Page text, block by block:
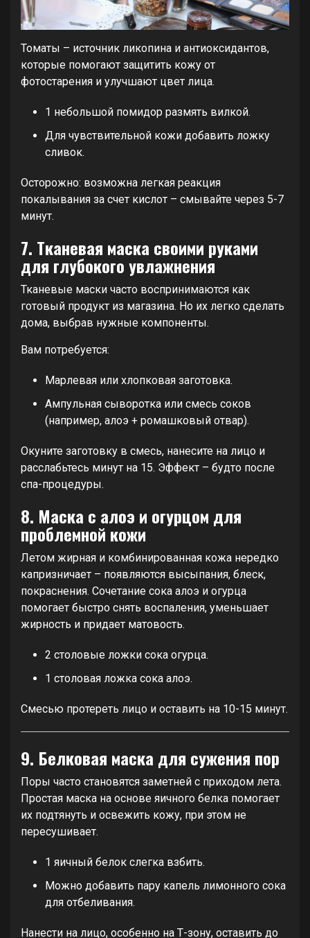
Томаты – источник ликопина и антиоксидантов,
которые помогают защитить кожу от
фотостарения и улучшают цвет лица.
1 небольшой помидор размять вилкой.
Для чувствительной кожи добавить ложку
сливок.
Осторожно: возможна легкая реакция
покалывания за счет кислот – смывайте через 5-7
минут.
7. Тканевая маска своими руками
для глубокого увлажнения
Тканевые маски часто воспринимаются как
готовый продукт из магазина. Но их легко сделать
дома, выбрав нужные компоненты.
Вам потребуется:
Марлевая или хлопковая заготовка.
Ампульная сыворотка или смесь соков
(например, алоэ + ромашковый отвар).
Окуните заготовку в смесь, нанесите на лицо и
расслабьтесь минут на 15. Эффект – будто после
спа-процедуры.
8. Маска с алоэ и огурцом для
проблемной кожи
Летом жирная и комбинированная кожа нередко
капризничает – появляются высыпания, блеск,
покраснения. Сочетание сока алоэ и огурца
помогает быстро снять воспаления, уменьшает
жирность и придает матовость.
2 столовые ложки сока огурца.
1 столовая ложка сока алоэ.
Смесью протереть лицо и оставить на 10-15 минут.
9. Белковая маска для сужения пор
Поры часто становятся заметней с приходом лета.
Простая маска на основе яичного белка помогает
их подтянуть и освежить кожу, при этом не
пересушивает.
1 яичный белок слегка взбить.
Можно добавить пару капель лимонного сока
для отбеливания.
Нанести на лицо, особенно на Т-зону, оставить до